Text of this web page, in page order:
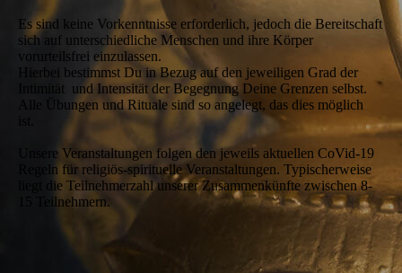
Es sind keine Vorkenntnisse erforderlich, jedoch die Bereitschaft
sich auf unterschiedliche Menschen und ihre Körper
vorurteilsfrei einzulassen.
Hierbei bestimmst Du in Bezug auf den jeweiligen Grad der
Intimität und Intensität der Begegnung Deine Grenzen selbst.
Alle Übungen und Rituale sind so angelegt, das dies möglich
Unsere Veranstaltungen folgen den jeweils aktuellen CoVid-19
Regeln für religiös-spirituelle Veranstaltungen. Typischerweise
liegt die Teilnehmerzahl unserer Zusammenkünfte zwischen 8-
15 Teilnehmern.